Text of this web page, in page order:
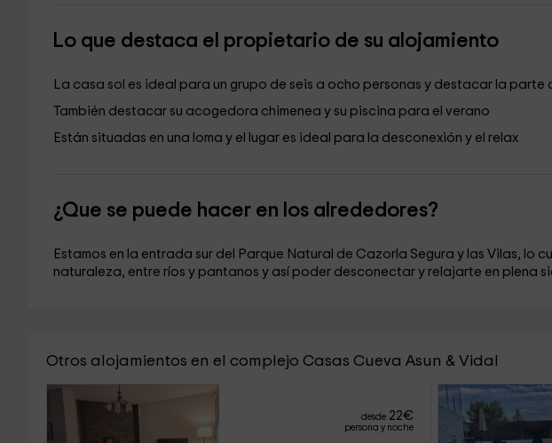
Lo que destaca el propietario de su alojamiento
La casa sol es ideal para un grupo de seis a ocho personas y destacar la
También destacar su acogedora chimenea y su piscina para el verano
Están situadas en una loma y el lugar es ideal para la desconexión y el relax
¿Que se puede hacer en los alrededores?
Estamos en la entrada sur del Parque Natural de Cazorla Segura y las Vilas, lo
naturaleza, entre ríos y pantanos y así poder desconectar y relajarte en plena
Otros alojamientos en el complejo Casas Cueva Asun & Vidal
desde 22€
persona y noche